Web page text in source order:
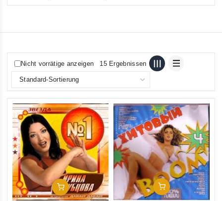
Nicht vorrätige anzeigen 15 Ergebnissen
In Den Warenkorb In Den Warenkorb